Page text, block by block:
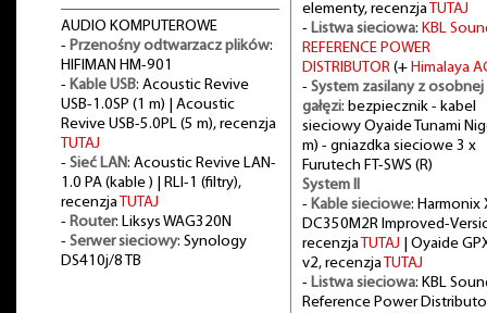
AUDIO KOMPUTEROWE
- Przenośny odtwarzacz plików:
HIFIMAN HM-901
- Kable USB: Acoustic Revive
USB-1.0SP (1 m) | Acoustic
Revive USB-5.0PL (5 m), recenzja
TUTAJ
- Sieć LAN: Acoustic Revive LAN-
1.0 PA (kable ) | RLI-1 (filtry),
recenzja TUTAJ
- Router: Liksys WAG320N
- Serwer sieciowy: Synology
DS410j/8 TB
elementy, recenzja TUTAJ
- Listwa sieciowa: KBL
REFERENCE POWER
DISTRIBUTOR(+ Himalaya
- System zasilany z osobnej
gałęzi: bezpiecznik - kabel
sieciowy Oyaide Tunami
m) - gniazdka sieciowe 3 x
Furutech FT-SWS (R)
System II
- Kable sieciowe: Harmonix
DC350M2R Improved-
recenzja TUTAJ | Oyaide
v2, recenzja TUTAJ
- Listwa sieciowa: KBL
Reference Power